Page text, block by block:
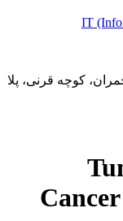
IT
کوچه قرنی، پلا